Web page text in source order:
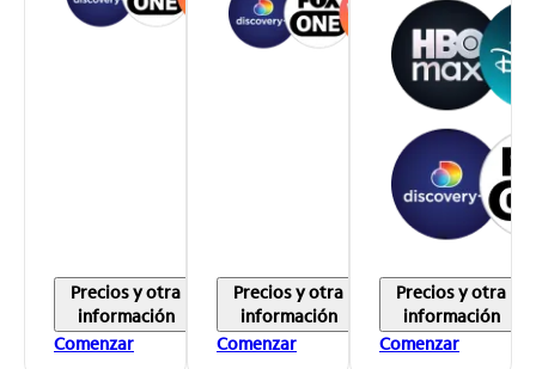
Precios y otra
información
Comenzar
Precios y otra
información
Comenzar
Precios y otra
información
Comenzar